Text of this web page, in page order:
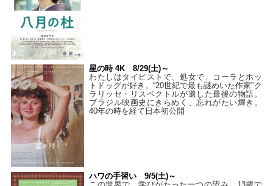
星の時 4K 8/29(土)～
わたしはタイピストで、処⼥で、コーラとホッ
トドッグが好き。“20世紀で最も謎めいた作家”ク
ラリッセ・リスペクトルが遺した最後の物語。
ブラジル映画史にきらめく、忘れがたい輝き。
40年の時を経て⽇本初公開
ハワの手習い 9/5(土)～